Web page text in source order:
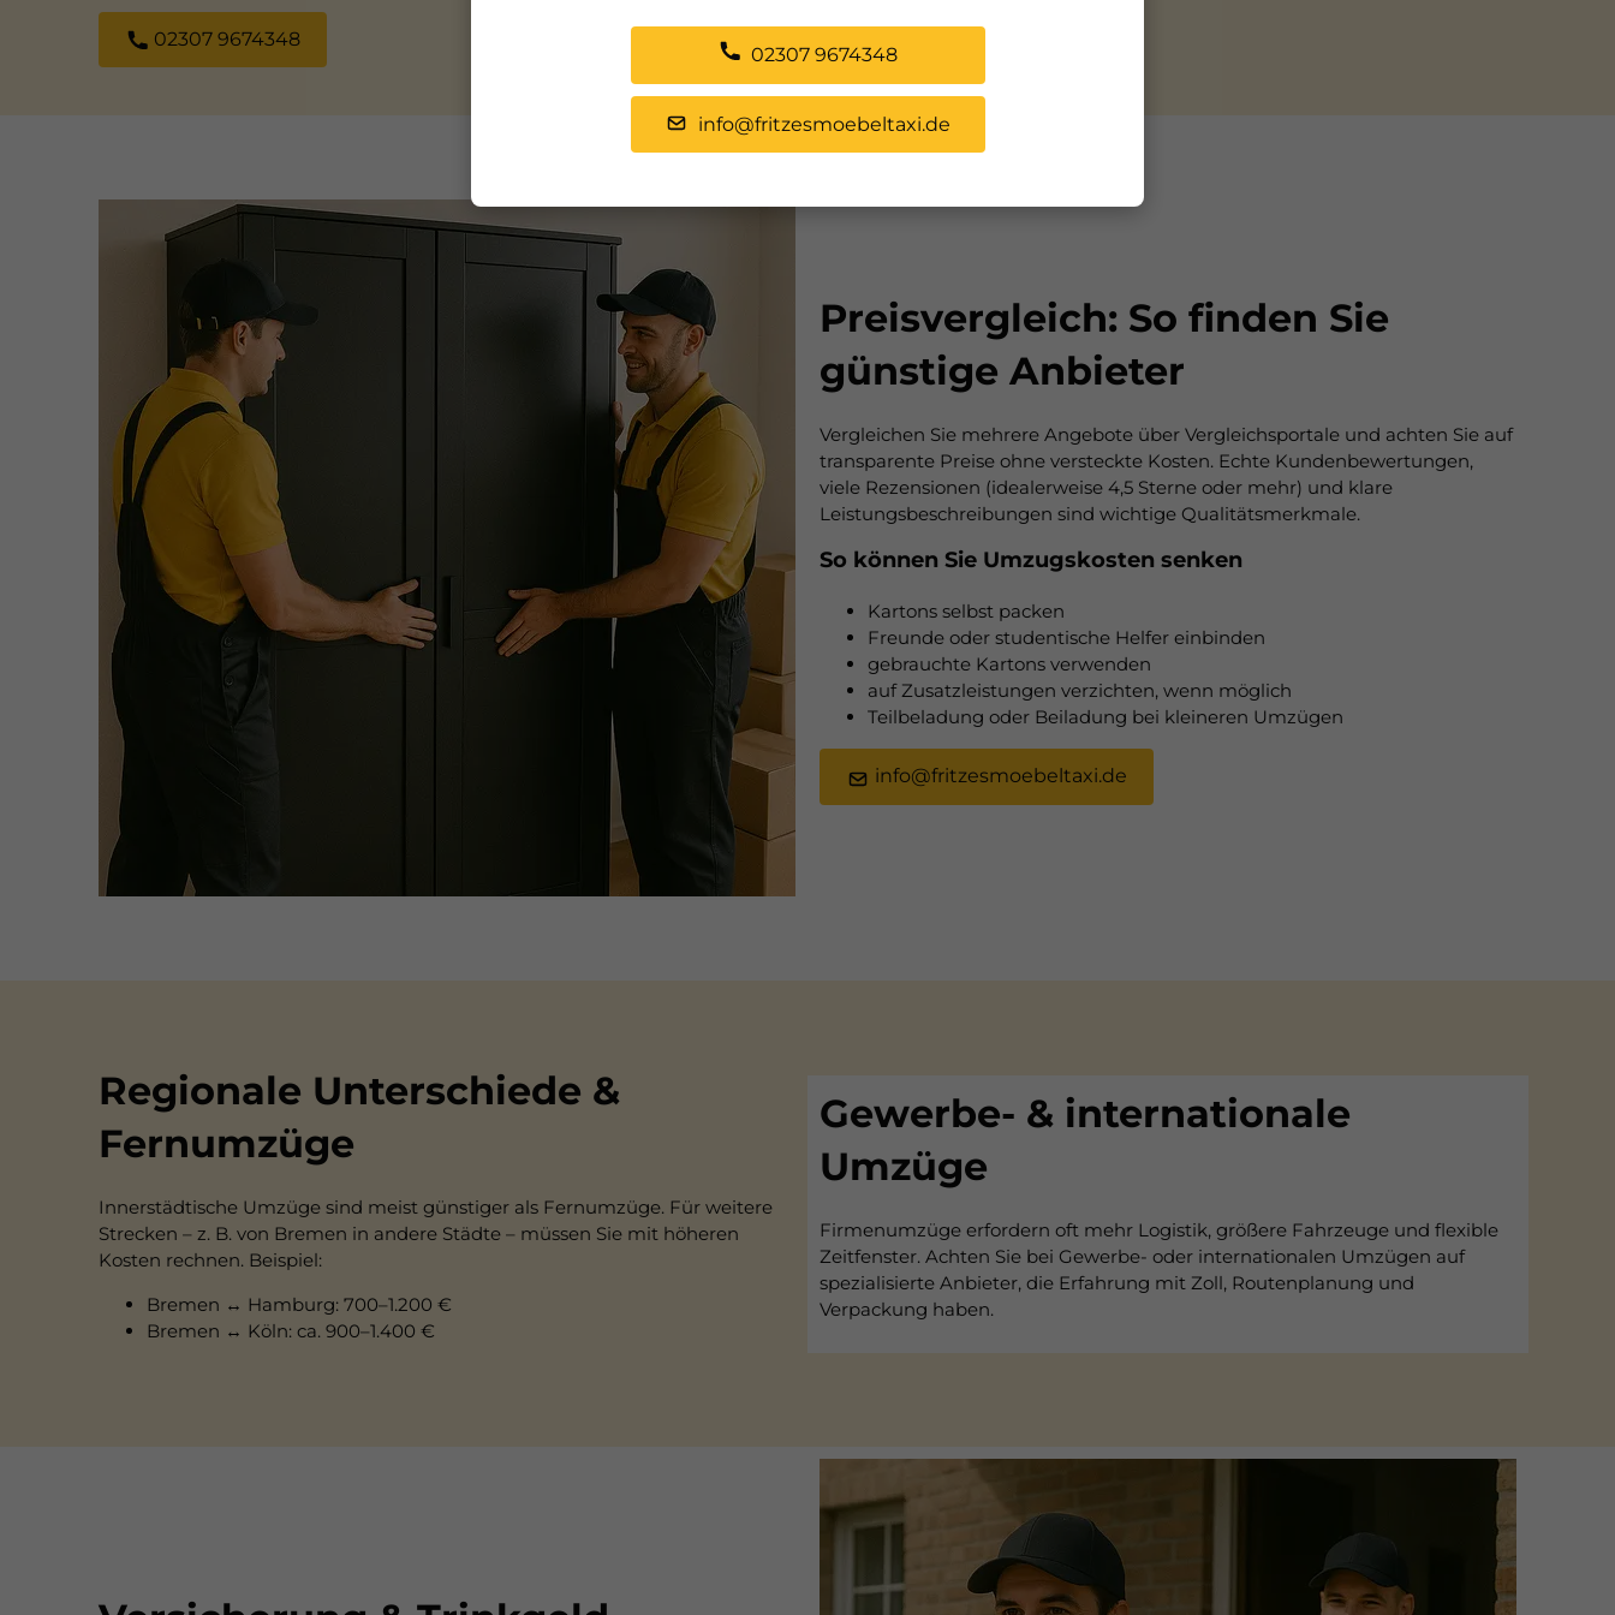
02307 9674348
Preisvergleich: So finden Sie
günstige Anbieter
Vergleichen Sie mehrere Angebote über Vergleichsportale und achten Sie auf
transparente Preise ohne versteckte Kosten. Echte Kundenbewertungen,
viele Rezensionen (idealerweise 4,5 Sterne oder mehr) und klare
Leistungsbeschreibungen sind wichtige Qualitätsmerkmale.
So können Sie Umzugskosten senken
Kartons selbst packen
Freunde oder studentische Helfer einbinden
gebrauchte Kartons verwenden
auf Zusatzleistungen verzichten, wenn möglich
Teilbeladung oder Beiladung bei kleineren Umzügen
info@fritzesmoebeltaxi.de
Regionale Unterschiede &
Fernumzüge
Innerstädtische Umzüge sind meist günstiger als Fernumzüge. Für weitere
Strecken – z. B. von Bremen in andere Städte – müssen Sie mit höheren
Kosten rechnen. Beispiel:
Bremen ↔ Hamburg: 700–1.200 €
Bremen ↔ Köln: ca. 900–1.400 €
Gewerbe- & internationale
Umzüge
Firmenumzüge erfordern oft mehr Logistik, größere Fahrzeuge und flexible
Zeitfenster. Achten Sie bei Gewerbe- oder internationalen Umzügen auf
spezialisierte Anbieter, die Erfahrung mit Zoll, Routenplanung und
Verpackung haben.
02307 9674348
info@fritzesmoebeltaxi.de